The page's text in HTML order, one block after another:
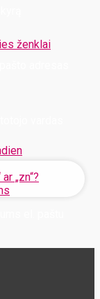
ženklai
„zn“?
el. paštu